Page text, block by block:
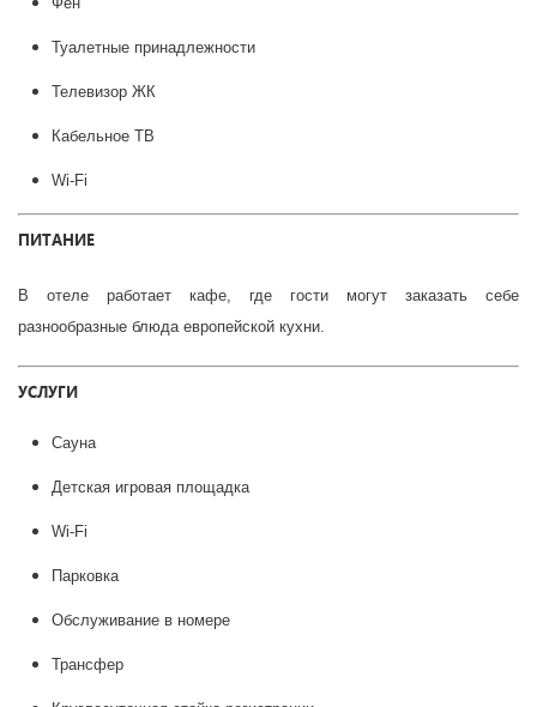
Туалетные принадлежности
Телевизор ЖК
Кабельное ТВ
Wi-Fi
ПИТАНИЕ
В отеле работает кафе, где гости могут заказать себе
разнообразные блюда европейской кухни.
УСЛУГИ
Сауна
Детская игровая площадка
Wi-Fi
Парковка
Обслуживание в номере
Трансфер